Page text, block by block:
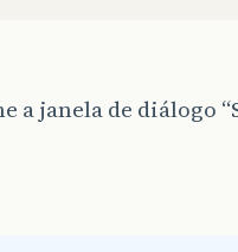
a janela de diálogo